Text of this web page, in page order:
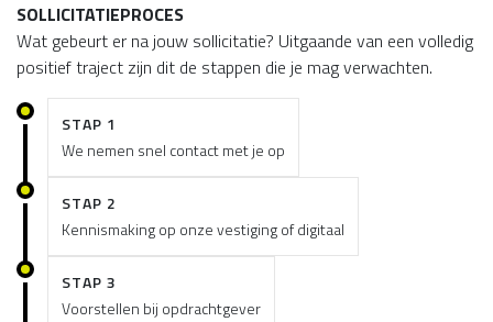
SOLLICITATIEPROCES
Wat gebeurt er na jouw sollicitatie? Uitgaande van een volledig
positief traject zijn dit de stappen die je mag verwachten.
STAP 1
We nemen snel contact met je op
STAP 2
Kennismaking op onze vestiging of digitaal
STAP 3
Voorstellen bij opdrachtgever